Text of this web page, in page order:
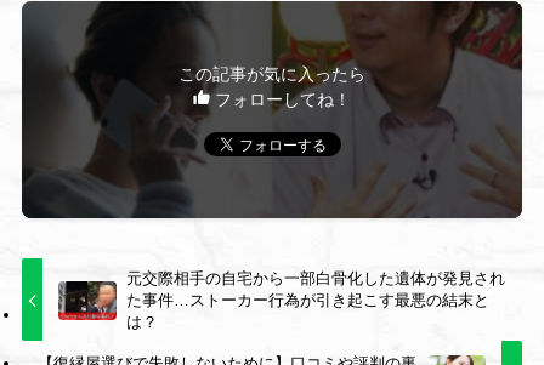
この記事が気に入ったら
フォローしてね！
元交際相手の自宅から一部白骨化した遺体が発見され
た事件…ストーカー行為が引き起こす最悪の結末と
は？